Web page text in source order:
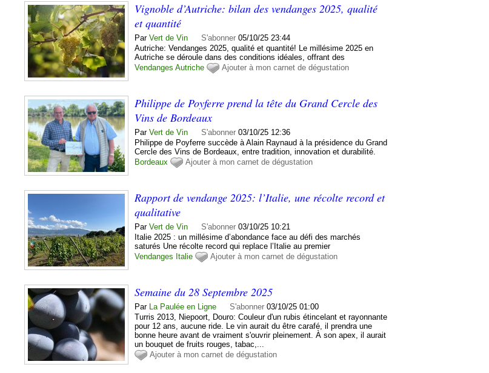
Vignoble d’Autriche: bilan des vendanges 2025, qualité
et quantité
ParVert de Vin S'abonner 05/10/25 23:44
Autriche: Vendanges 2025, qualité et quantité! Le millésime 2025 en
Autriche se déroule dans des conditions idéales, offrant des
Vendanges Autriche Ajouter à mon carnet de dégustation
Philippe de Poyferre prend la tête du Grand Cercle des
Vins de Bordeaux
ParVert de Vin S'abonner 03/10/25 12:36
Philippe de Poyferre succède à Alain Raynaud à la présidence du Grand
Cercle des Vins de Bordeaux, entre tradition, innovation et durabilité.
Bordeaux
Ajouter à mon carnet de dégustation
Rapport de vendange 2025: l’Italie, une récolte record et
qualitative
ParVert de Vin S'abonner 03/10/25 10:21
Italie 2025 : un millésime d’abondance face au défi des marchés
saturés Une récolte record qui replace l’Italie au premier
Vendanges Italie Ajouter à mon carnet de dégustation
Semaine du 28 Septembre 2025
Par La Paulée en Ligne S'abonner 03/10/25 01:00
Turris 2013, Niepoort, Douro: Couleur d'un rubis étincelant et rayonnante
pour 12 ans, aucune ride. Le vin aurait du être carafé, il prendra une
bonne heure avant de vraiment s'ouvrir pleinement. À son apex, il aurait
un bouquet de fruits rouges, tabac,...
Ajouter à mon carnet de dégustation